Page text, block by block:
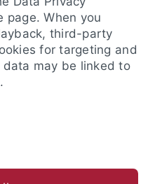
When you
third-party
for targeting and
may be linked to